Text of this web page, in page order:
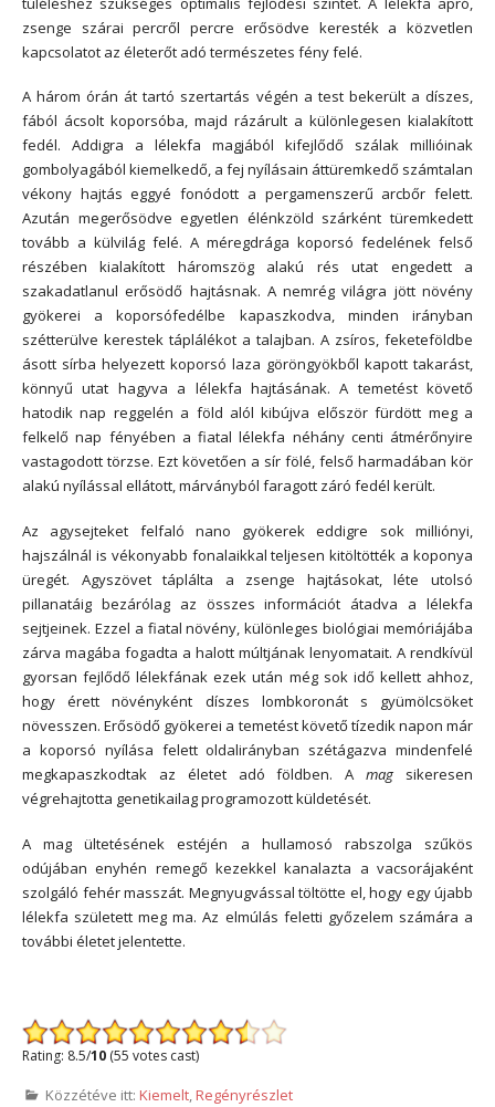
zsenge szárai percről percre erősödve keresték a közvetlen
kapcsolatot az életerőt adó természetes fény felé.
A három órán át tartó szertartás végén a test bekerült a díszes,
fából ácsolt koporsóba, majd rázárult a különlegesen kialakított
fedél. Addigra a lélekfa magjából kifejlődő szálak millióinak
gombolyagából kiemelkedő, a fej nyílásain áttüremkedő számtalan
vékony hajtás eggyé fonódott a pergamenszerű arcbőr felett.
Azután megerősödve egyetlen élénkzöld szárként türemkedett
tovább a külvilág felé. A méregdrága koporsó fedelének felső
részében kialakított háromszög alakú rés utat engedett a
szakadatlanul erősödő hajtásnak. A nemrég világra jött növény
gyökerei a koporsófedélbe kapaszkodva, minden irányban
szétterülve kerestek táplálékot a talajban. A zsíros, feketeföldbe
ásott sírba helyezett koporsó laza göröngyökből kapott takarást,
könnyű utat hagyva a lélekfa hajtásának. A temetést követő
hatodik nap reggelén a föld alól kibújva először fürdött meg a
felkelő nap fényében a fiatal lélekfa néhány centi átmérőnyire
vastagodott törzse. Ezt követően a sír fölé, felső harmadában kör
alakú nyílással ellátott, márványból faragott záró fedél került.
Az agysejteket felfaló nano gyökerek eddigre sok milliónyi,
hajszálnál is vékonyabb fonalaikkal teljesen kitöltötték a koponya
üregét. Agyszövet táplálta a zsenge hajtásokat, léte utolsó
pillanatáig bezárólag az összes információt átadva a lélekfa
sejtjeinek. Ezzel a fiatal növény, különleges biológiai memóriájába
zárva magába fogadta a halott múltjának lenyomatait. A rendkívül
gyorsan fejlődő lélekfának ezek után még sok idő kellett ahhoz,
hogy érett növényként díszes lombkoronát s gyümölcsöket
növesszen. Erősödő gyökerei a temetést követő tízedik napon már
a koporsó nyílása felett oldalirányban szétágazva mindenfelé
megkapaszkodtak az életet adó földben. Amag sikeresen
végrehajtotta genetikailag programozott küldetését.
A mag ültetésének estéjén a hullamosó rabszolga szűkös
odújában enyhén remegő kezekkel kanalazta a vacsorájaként
szolgáló fehér masszát. Megnyugvással töltötte el, hogy egy újabb
lélekfa született meg ma. Az elmúlás feletti győzelem számára a
további életet jelentette.
Rating: 8.5/10 (55 votes cast)
Közzétéve itt: Kiemelt,Regényrészlet